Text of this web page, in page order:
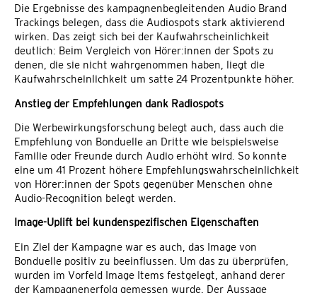
Die Ergebnisse des kampagnenbegleitenden Audio Brand
Trackings belegen, dass die Audiospots stark aktivierend
wirken. Das zeigt sich bei der Kaufwahrscheinlichkeit
deutlich: Beim Vergleich von Hörer:innen der Spots zu
denen, die sie nicht wahrgenommen haben, liegt die
Kaufwahrscheinlichkeit um satte 24 Prozentpunkte höher.
Anstieg der Empfehlungen dank Radiospots
Die Werbewirkungsforschung belegt auch, dass auch die
Empfehlung von Bonduelle an Dritte wie beispielsweise
Familie oder Freunde durch Audio erhöht wird. So konnte
eine um 41 Prozent höhere Empfehlungswahrscheinlichkeit
von Hörer:innen der Spots gegenüber Menschen ohne
Audio-Recognition belegt werden.
Image-Uplift bei kundenspezifischen Eigenschaften
Ein Ziel der Kampagne war es auch, das Image von
Bonduelle positiv zu beeinflussen. Um das zu überprüfen,
wurden im Vorfeld Image Items festgelegt, anhand derer
der Kampagnenerfolg gemessen wurde. Der Aussage